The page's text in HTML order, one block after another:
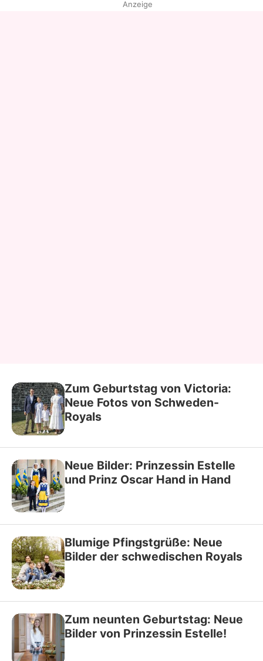
Anzeige
Zum Geburtstag von Victoria:
Neue Fotos von Schweden-
Royals
Neue Bilder: Prinzessin Estelle
und Prinz Oscar Hand in Hand
Blumige Pfingstgrüße: Neue
Bilder der schwedischen Royals
Zum neunten Geburtstag: Neue
Bilder von Prinzessin Estelle!